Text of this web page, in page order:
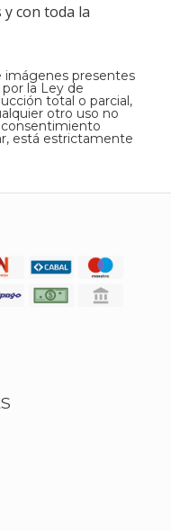
con toda la
imágenes presentes
la Ley de
total o parcial,
otro uso no
está estrictamente